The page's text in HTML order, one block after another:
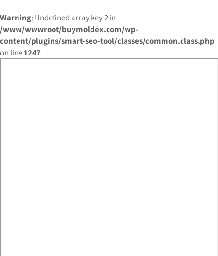
Warning: Undefined array key 2 in
/www/wwwroot/buymoldex.com/wp-
content/plugins/smart-seo-tool/classes/common.class.php
on line1247